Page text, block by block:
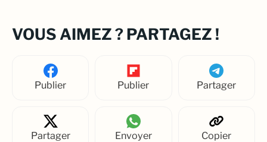
VOUS AIMEZ ? PARTAGEZ !
Publier Publier Partager
Partager Envoyer Copier